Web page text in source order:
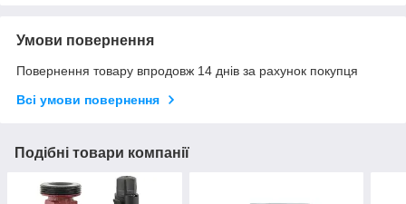
Умови повернення
Повернення товару впродовж 14 днів за рахунок покупця
Всі умови повернення
Подібні товари компанії